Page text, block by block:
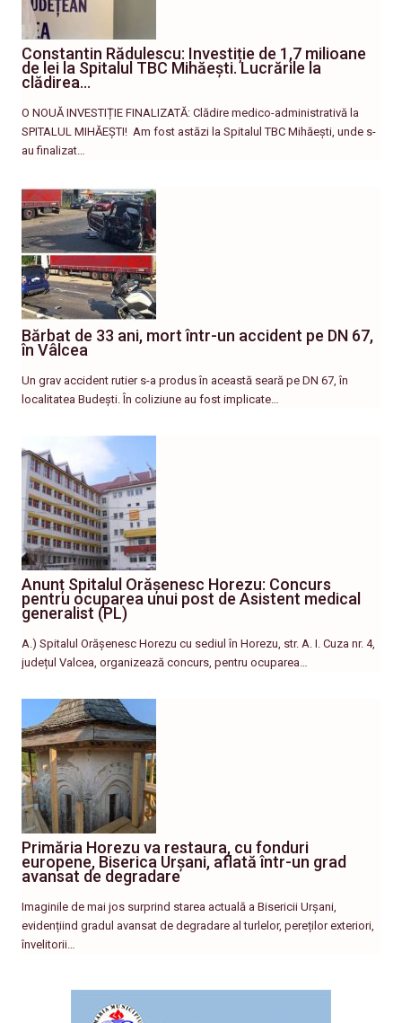
Constantin Rădulescu: Investiție de 1,7 milioane
de lei la Spitalul TBC Mihăești. Lucrările la
clădirea…
O NOUĂ INVESTIȚIE FINALIZATĂ: Clădire medico-administrativă la
SPITALUL MIHĂEȘTI! ​ Am fost astăzi la Spitalul TBC Mihăești, unde s-
au finalizat…
Bărbat de 33 ani, mort într-un accident pe DN 67,
în Vâlcea
Un grav accident rutier s-a produs în această seară pe DN 67, în
localitatea Budești. În coliziune au fost implicate…
Anunț Spitalul Orășenesc Horezu: Concurs
pentru ocuparea unui post de Asistent medical
generalist (PL)
A.) Spitalul Orășenesc Horezu cu sediul în Horezu, str. A. I. Cuza nr. 4,
județul Valcea, organizează concurs, pentru ocuparea…
Primăria Horezu va restaura, cu fonduri
europene, Biserica Urșani, aflată într-un grad
avansat de degradare
Imaginile de mai jos surprind starea actuală a Bisericii Urșani,
evidențiind gradul avansat de degradare al turlelor, pereților exteriori,
învelitorii…